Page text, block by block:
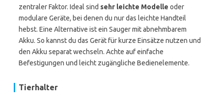
zentraler Faktor. Ideal sind sehr leichte Modelle oder
modulare Geräte, bei denen du nur das leichte Handteil
hebst. Eine Alternative ist ein Sauger mit abnehmbarem
Akku. So kannst du das Gerät für kurze Einsätze nutzen und
den Akku separat wechseln. Achte auf einfache
Befestigungen und leicht zugängliche Bedienelemente.
Tierhalter